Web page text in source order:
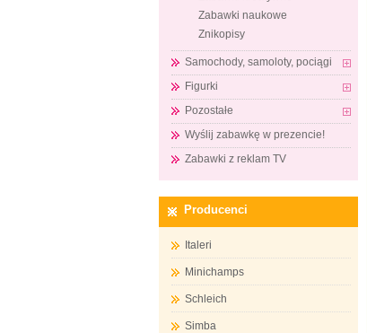
Zabawki naukowe
Znikopisy
Samochody, samoloty, pociągi
Figurki
Pozostałe
Wyślij zabawkę w prezencie!
Zabawki z reklam TV
Producenci
Italeri
Minichamps
Schleich
Simba